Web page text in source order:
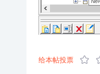
给本帖投票